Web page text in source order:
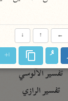
تفسير ابن جزي
تفسير الآلوسي
تفسير الرازي
←
↑
↓
ا+